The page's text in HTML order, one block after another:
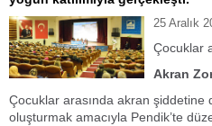
25 Aralık
Çocuklar
Akran
Çocuklar arasında akran şiddetine
oluşturmak amacıyla Pendik’te